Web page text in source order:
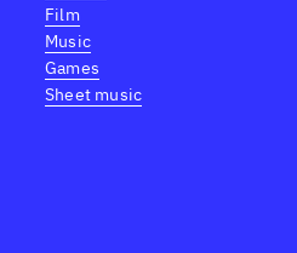
Film
Music
Games
Sheet music